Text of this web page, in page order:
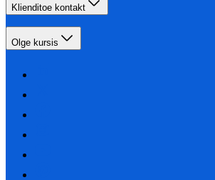
Klienditoe kontakt
Olge kursis